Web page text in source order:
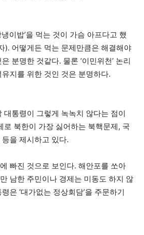
이밥’을 먹는 것이 가슴 아프다고 했
). 어떻게든 먹는 문제만큼은 해결해야
분명한 것같다. 물론 ‘이민위천’ 논리
지를 위한 것인 것은 분명하다.
통령이 그렇게 녹녹치 않다는 점이
로 북한이 가장 싫어하는 북핵문제, 국
을 제시하고 있다.
빠진 것으로 보인다. 해안포를 쏘아
남한 주민이나 경제는 미동도 하지 않
은 ‘대가없는 정상회담’을 주문하기